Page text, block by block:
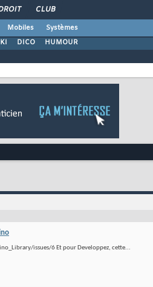
CLUB
Mobiles
Systèmes
DICO HUMOUR
issues/6 Et pour Developpez, cette...